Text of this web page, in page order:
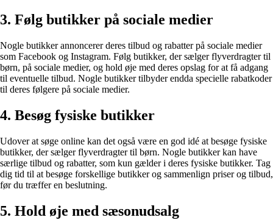
3. Følg butikker på sociale medier
Nogle butikker annoncerer deres tilbud og rabatter på sociale medier
som Facebook og Instagram. Følg butikker, der sælger flyverdragter til
børn, på sociale medier, og hold øje med deres opslag for at få adgang
til eventuelle tilbud. Nogle butikker tilbyder endda specielle rabatkoder
til deres følgere på sociale medier.
4. Besøg fysiske butikker
Udover at søge online kan det også være en god idé at besøge fysiske
butikker, der sælger flyverdragter til børn. Nogle butikker kan have
særlige tilbud og rabatter, som kun gælder i deres fysiske butikker. Tag
dig tid til at besøge forskellige butikker og sammenlign priser og tilbud,
før du træffer en beslutning.
5. Hold øje med sæsonudsalg